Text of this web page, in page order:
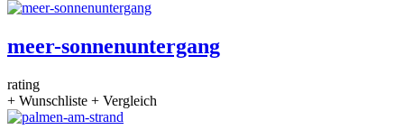
meer-sonnenuntergang
rating
+ Wunschliste + Vergleich